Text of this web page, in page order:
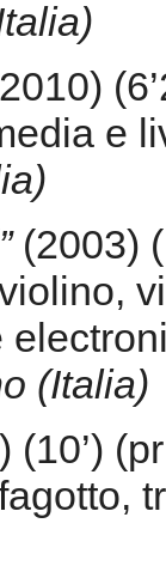
(2003)
(Italia)
(10’)